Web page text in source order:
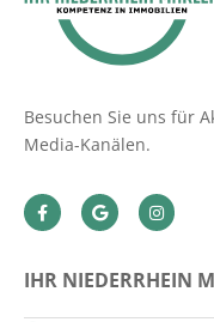
Besuchen Sie uns für
Media-Kanälen.
IHR NIEDERRHEIN